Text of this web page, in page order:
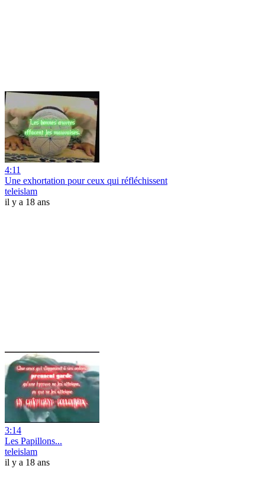
4:11
Une exhortation pour ceux qui réfléchissent
teleislam
il y a 18 ans
3:14
Les Papillons...
teleislam
il y a 18 ans